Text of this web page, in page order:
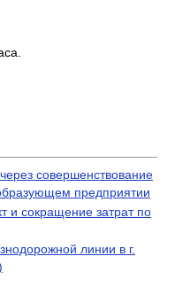
совершенствование
предприятии
и сокращение затрат по
линии в г.